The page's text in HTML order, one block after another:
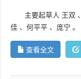
主要起草人 王双 、
佳 、 何平平 、 庞宁 。
查看全文